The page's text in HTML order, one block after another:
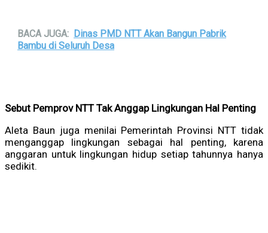
BACA JUGA: Dinas PMD NTT Akan Bangun Pabrik
Bambu di Seluruh Desa
Sebut Pemprov NTT Tak Anggap Lingkungan Hal Penting
Aleta Baun juga menilai Pemerintah Provinsi NTT tidak
menganggap lingkungan sebagai hal penting, karena
anggaran untuk lingkungan hidup setiap tahunnya hanya
sedikit.